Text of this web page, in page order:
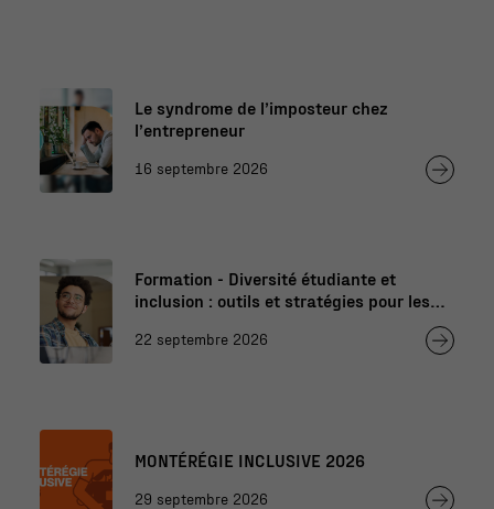
Le syndrome de l’imposteur chez
l’entrepreneur
16 septembre 2026
Formation - Diversité étudiante et
inclusion : outils et stratégies pour les
22 septembre 2026
MONTÉRÉGIE INCLUSIVE 2026
29 septembre 2026